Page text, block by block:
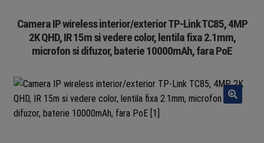
Camera IP wireless interior/exterior TP-Link TC85, 4MP
2K QHD, IR 15m si vedere color, lentila fixa 2.1mm,
microfon si difuzor, baterie 10000mAh, fara PoE